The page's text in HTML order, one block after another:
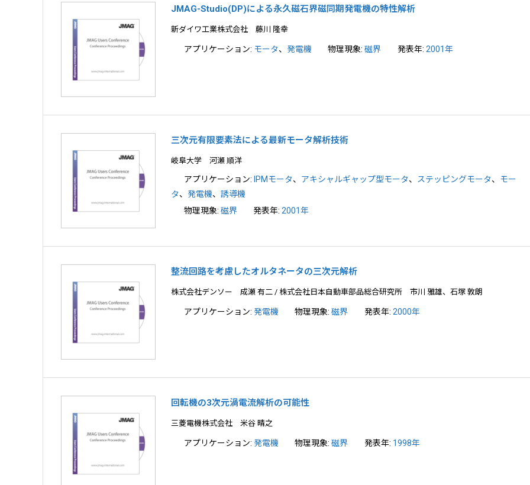
JMAG-Studio(DP)による永久磁石界磁同期発電機の特性解析
新ダイワ工業株式会社 藤川 隆幸
アプリケーション: モータ、 発電機 物理現象:磁界 発表年: 2001年
三次元有限要素法による最新モータ解析技術
岐阜大学 河瀬 順洋
アプリケーション: IPMモータ、 アキシャルギャップ型モータ、 ステッピングモータ、 モー
タ、 発電機、誘導機
物理現象: 磁界 発表年:2001年
整流回路を考慮したオルタネータの三次元解析
株式会社デンソー 成瀬 有二 / 株式会社日本自動車部品総合研究所 市川 雅雄、石塚 敦朗
アプリケーション: 発電機 物理現象:磁界 発表年: 2000年
回転機の3次元渦電流解析の可能性
三菱電機株式会社 米谷 晴之
アプリケーション: 発電機 物理現象:磁界 発表年: 1998年